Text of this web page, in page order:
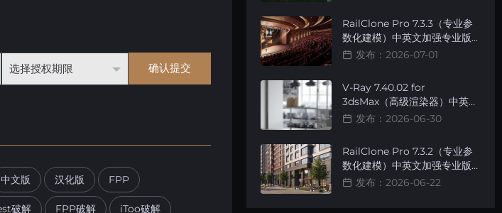
中文版 汉化版 FPP
破解 FPP破解 iToo破解
RailClone Pro 7.3.3（专业参
数化建模）中英文加强专业版
[智能安装]
发布：2026-07-01
V-Ray 7.40.02 for
3dsMax（高级渲染器）中英文
切换加强版 [无名完全汉化精品
发布：2026-06-30
RailClone Pro 7.3.2（专业参
数化建模）中英文加强专业版
[智能安装]
发布：2026-06-22